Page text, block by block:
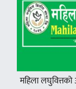
महिला